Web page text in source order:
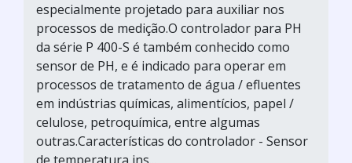
especialmente projetado para auxiliar nos
processos de medição.O controlador para PH
da série P 400-S é também conhecido como
sensor de PH, e é indicado para operar em
processos de tratamento de água / efluentes
em indústrias químicas, alimentícios, papel /
celulose, petroquímica, entre algumas
outras.Características do controlador - Sensor